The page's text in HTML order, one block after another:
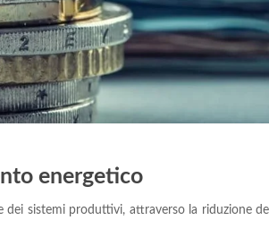
energetico
sistemi produttivi, attraverso la riduzione